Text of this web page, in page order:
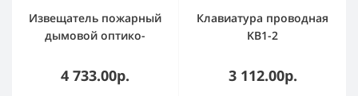
Извещатель пожарный
дымовой оптико-
радиоканальный
ИП-212-05 RSD1
4 733.00р.
Клавиатура проводная
KB1-2
3 112.00р.